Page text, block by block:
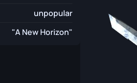
unpopular
"A New Horizon"